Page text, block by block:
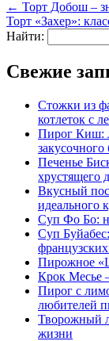
← Торт Добош –
Торт «Захер»:
Найти:
Свежие
Стожки из
котлеток с
Пирог Киш:
закусочного
Печенье
хрустящего
Вкусный
идеального
Суп Фо Бо:
Суп
Пирожное
Крок Месье
Пирог с
любителей
Творожный
жизни